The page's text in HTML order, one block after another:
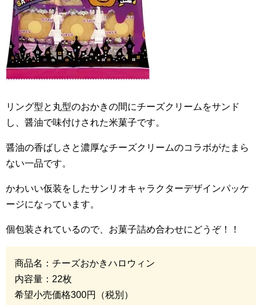
リング型と丸型のおかきの間にチーズクリームをサンド
し、醤油で味付けされた米菓子です。
醤油の香ばしさと濃厚なチーズクリームのコラボがたまら
ない一品です。
かわいい仮装をしたサンリオキャラクターデザインパッケ
ージになっています。
個包装されているので、お菓子詰め合わせにどうぞ！！
商品名：チーズおかきハロウィン
内容量： 22枚
希望小売価格300円（税別）